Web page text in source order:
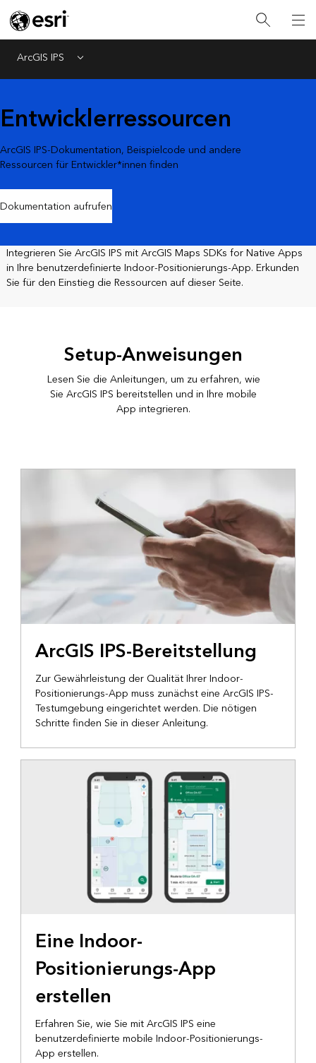
ArcGIS IPS Menu
Entwicklerressourcen
ArcGIS IPS-Dokumentation, Beispielcode und andere
Ressourcen für Entwickler*innen finden
Dokumentation aufrufen
Integrieren Sie ArcGIS IPS mit ArcGIS Maps SDKs for Native Apps
in Ihre benutzerdefinierte Indoor-Positionierungs-App. Erkunden
Sie für den Einstieg die Ressourcen auf dieser Seite.
Setup-Anweisungen
Lesen Sie die Anleitungen, um zu erfahren, wie
Sie ArcGIS IPS bereitstellen und in Ihre mobile
App integrieren.
ArcGIS IPS-Bereitstellung
Zur Gewährleistung der Qualität Ihrer Indoor-
Positionierungs-App muss zunächst eine ArcGIS IPS-
Testumgebung eingerichtet werden. Die nötigen
Schritte finden Sie in dieser Anleitung.
Eine Indoor-
Positionierungs-App
erstellen
Erfahren Sie, wie Sie mit ArcGIS IPS eine
benutzerdefinierte mobile Indoor-Positionierungs-
App erstellen.